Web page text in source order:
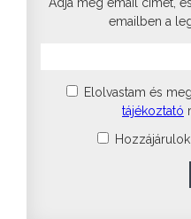
emailben a
Elolvastam és
tájékoztató